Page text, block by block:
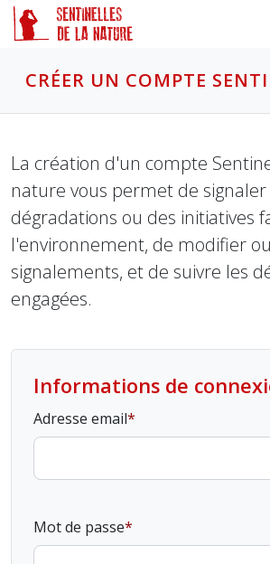
CRÉER UN COMPTE
La création d'un compte
nature vous permet de signaler
dégradations ou des initiatives
l'environnement, de modifier
signalements, et de suivre les
engagées.
Informations de
Adresse email
Mot de passe
Panneau de gestion des cookies